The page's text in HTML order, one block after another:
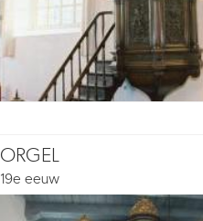
ORGEL
19e eeuw